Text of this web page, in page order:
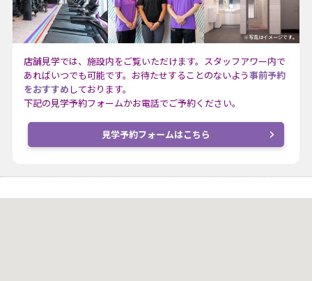
※写真はイメージです。
店舗見学では、施設内をご覧いただけます。スタッフアワー内で
あればいつでも可能です。お待たせすることのないよう事前予約
をおすすめ しております。
下記の見学予約フォームかお電話でご予約ください。
見学予約フォームはこちら